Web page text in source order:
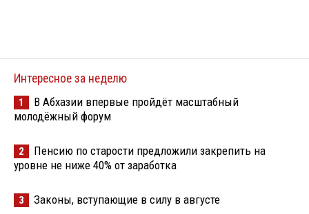
Интересное за неделю
1
В Абхазии впервые пройдёт масштабный
молодёжный форум
2
Пенсию по старости предложили закрепить на
уровне не ниже 40% от заработка
3 Законы, вступающие в силу в августе